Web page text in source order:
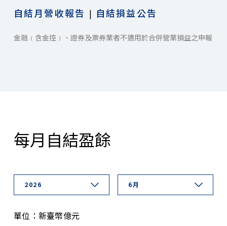
自結月營收報告 | 自結損益公告
金融﹙含金控﹚、證券及票券業者不適用於合併營業損益之申報
每月自結盈餘
2026 6月
單位：新臺幣億元